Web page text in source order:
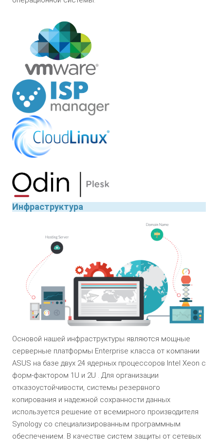
Инфраструктура
Основой нашей инфраструктуры являются мощные
серверные платформы Enterprise класса от компании
ASUS на базе двух 24 ядерных процессоров Intel Xeon c
форм-фактором 1U и 2U . Для организации
отказоустойчивости, системы резервного
копирования и надежной сохранности данных
используется решение от всемирного производителя
Synology со специализированным программным
обеспечением. В качестве систем защиты от сетевых